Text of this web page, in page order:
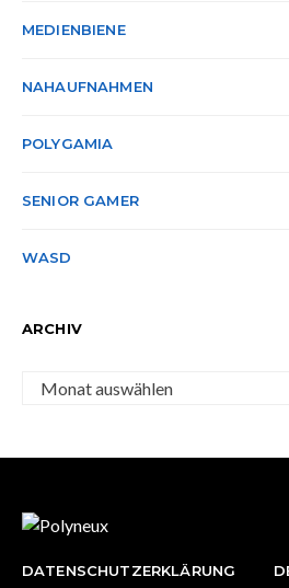
MEDIENBIENE
NAHAUFNAHMEN
POLYGAMIA
SENIOR GAMER
WASD
ARCHIV
Archiv
DATENSCHUTZERKLÄRUNG